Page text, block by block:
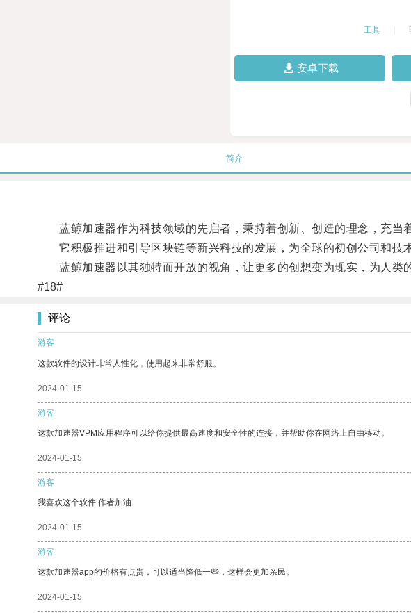
工具
安卓下载
简介
蓝鲸加速器作为科技领域的先启者，秉持着创新、创造的理念，充当
它积极推进和引导区块链等新兴科技的发展，为全球的初创公司和技
蓝鲸加速器以其独特而开放的视角，让更多的创想变为现实，为人类
#18#
评论
游客
这款软件的设计非常人性化，使用起来非常舒服。
2024-01-15
游客
这款加速器VPM应用程序可以给你提供最高速度和安全性的连接，并帮助你在网络上自由移动。
2024-01-15
游客
我喜欢这个软件 作者加油
2024-01-15
游客
这款加速器app的价格有点贵，可以适当降低一些，这样会更加亲民。
2024-01-15